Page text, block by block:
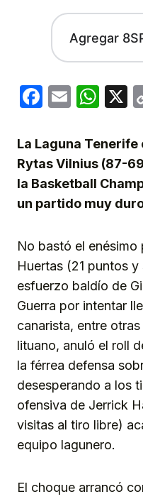
Agregar
Email X
La Laguna
Rytas Vilnius (87-
la Basketball
un partido muy
No bastó el
Huertas (21 puntos
esfuerzo baldío de
Guerra por intentar
canarista, entre
lituano, anuló el roll
la férrea defensa
desesperando a los
ofensiva de Jerrick
visitas al tiro libre)
equipo lagunero.
El choque arrancó